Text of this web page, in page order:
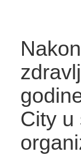
City u